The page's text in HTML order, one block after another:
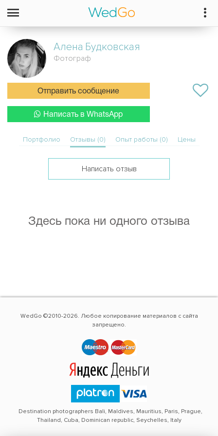
Алена Будковская
Фотограф
Отправить сообщение
Написать в WhatsApp
Портфолио Отзывы (0) Опыт работы (0) Цены
Написать отзыв
Здесь пока ни одного отзыва
WedGo ©2010-2026. Любое копирование материалов с сайта
запрещено.
Destination photographers Bali, Maldives, Mauritius, Paris, Prague,
Thailand, Cuba, Dominican republic, Seychelles, Italy